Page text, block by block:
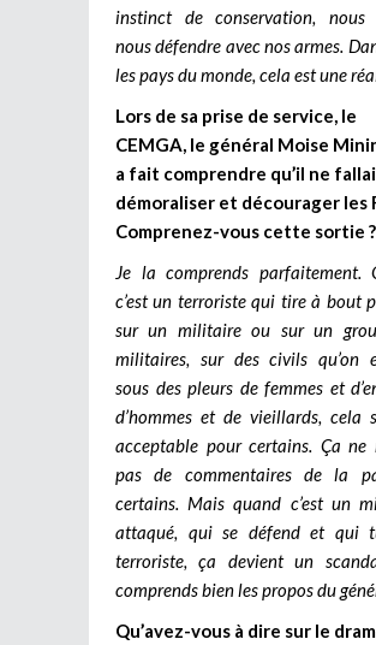
instinct de conservation, nous
nous défendre avec nos armes.
les pays du monde, cela est une
Lors de sa prise de service, le
CEMGA, le général Moise
a fait comprendre qu’il ne
démoraliser et décourager les
Comprenez-vous cette sortie ?
Je la comprends parfaitement.
c’est un terroriste qui tire à bout
sur un militaire ou sur un
militaires, sur des civils qu’on
sous des pleurs de femmes et
d’hommes et de vieillards, cela
acceptable pour certains. Ça ne
pas de commentaires de la
certains. Mais quand c’est un
attaqué, qui se défend et qui
terroriste, ça devient un
comprends bien les propos du
Qu’avez-vous à dire sur le